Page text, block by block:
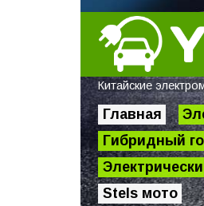
Китайские
Главная
Гибридный
Stels мото